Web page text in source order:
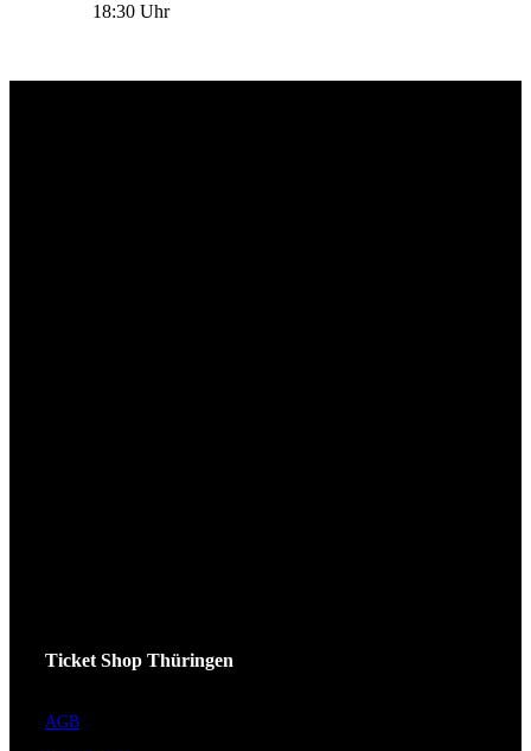
18:30 Uhr
Ticket Shop Thüringen
AGB